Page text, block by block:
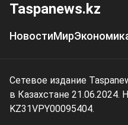
Taspanews.kz
НовостиМир
Сетевое издание
в Казахстане
KZ31VPY00095404.